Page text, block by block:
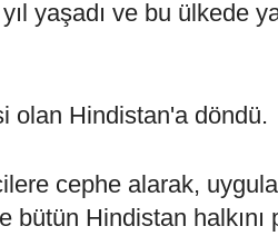
yaşadı ve bu ülkede
olan Hindistan'a döndü.
cephe alarak,
Hindistan halkını